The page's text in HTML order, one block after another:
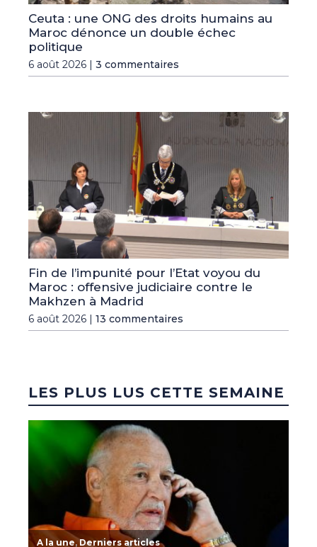
Ceuta : une ONG des droits humains au
Maroc dénonce un double échec
politique
6 août 2026 | 3 commentaires
Fin de l’impunité pour l’Etat voyou du
Maroc : offensive judiciaire contre le
Makhzen à Madrid
6 août 2026 | 13 commentaires
LES PLUS LUS CETTE SEMAINE